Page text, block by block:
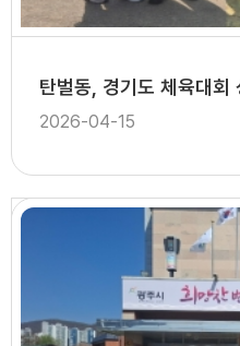
탄벌동, 경기도 체육대회
2026-04-15